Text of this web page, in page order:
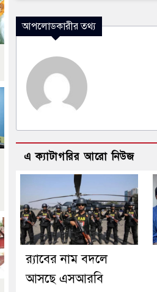
আপলোডকারীর তথ্য
এ ক্যাটাগরির আরো নিউজ
র‍্যাবের নাম বদলে
আসছে এসআরবি